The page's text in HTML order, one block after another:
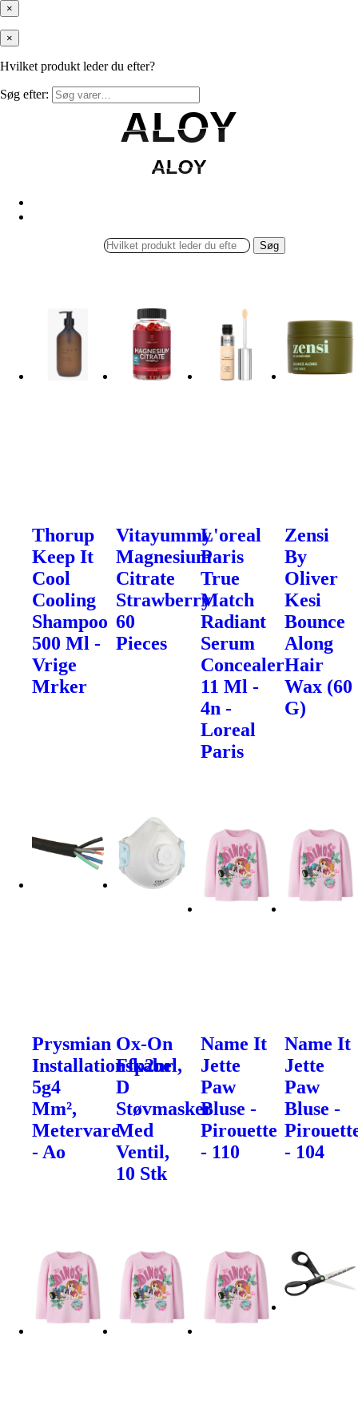
×
×
Hvilket produkt leder du efter?
Søg efter:
ALOY
ALOY
ALOY
ALOY
Søg
Thorup
Keep It
Cool
Cooling
Shampoo
500 Ml -
Vrige
Mrker
Vitayummy
Magnesium
Citrate
Strawberry
60
Pieces
L'oreal
Paris
True
Match
Radiant
Serum
Concealer
11 Ml -
4n -
Loreal
Paris
Zensi
By
Oliver
Kesi
Bounce
Along
Hair
Wax (60
G)
Prysmian
Installationskabel,
5g4
Mm²,
Metervare
- Ao
Ox-On
Ffp2nr
D
Støvmasker
Med
Ventil,
10 Stk
Name It
Jette
Paw
Bluse -
Pirouette
- 110
Name It
Jette
Paw
Bluse -
- 104